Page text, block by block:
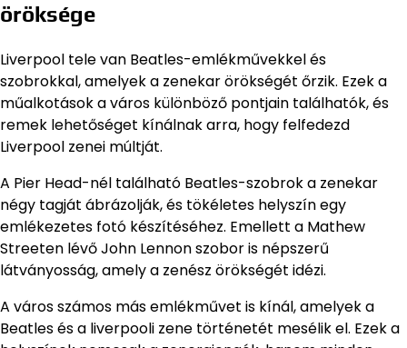
öröksége
Liverpool tele van Beatles-emlékművekkel és
szobrokkal, amelyek a zenekar örökségét őrzik. Ezek a
műalkotások a város különböző pontjain találhatók, és
remek lehetőséget kínálnak arra, hogy felfedezd
Liverpool zenei múltját.
A Pier Head-nél található Beatles-szobrok a zenekar
négy tagját ábrázolják, és tökéletes helyszín egy
emlékezetes fotó készítéséhez. Emellett a Mathew
Streeten lévő John Lennon szobor is népszerű
látványosság, amely a zenész örökségét idézi.
A város számos más emlékművet is kínál, amelyek a
Beatles és a liverpooli zene történetét mesélik el. Ezek a